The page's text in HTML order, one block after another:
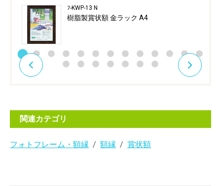
ﾌ-KWP-13 N
樹脂製賞状額 金ラック A4
関連カテゴリ
フォトフレーム・額縁 額縁 賞状額